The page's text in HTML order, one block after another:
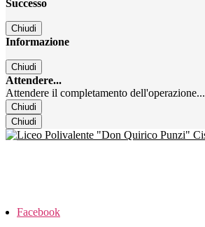
Successo
Chiudi
Informazione
Chiudi
Attendere...
Attendere il completamento dell'operazione...
Chiudi
Chiudi
Facebook